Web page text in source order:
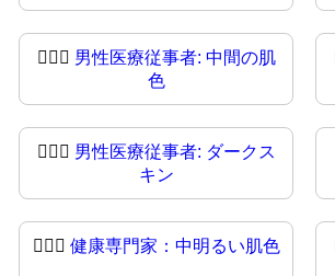
👨🏽‍⚕️ 男性医療従事者: 中間の肌
色
👨🏿‍⚕ 男性医療従事者: ダークス
キン
👩🏼‍⚕️ 健康専門家：中明るい肌色